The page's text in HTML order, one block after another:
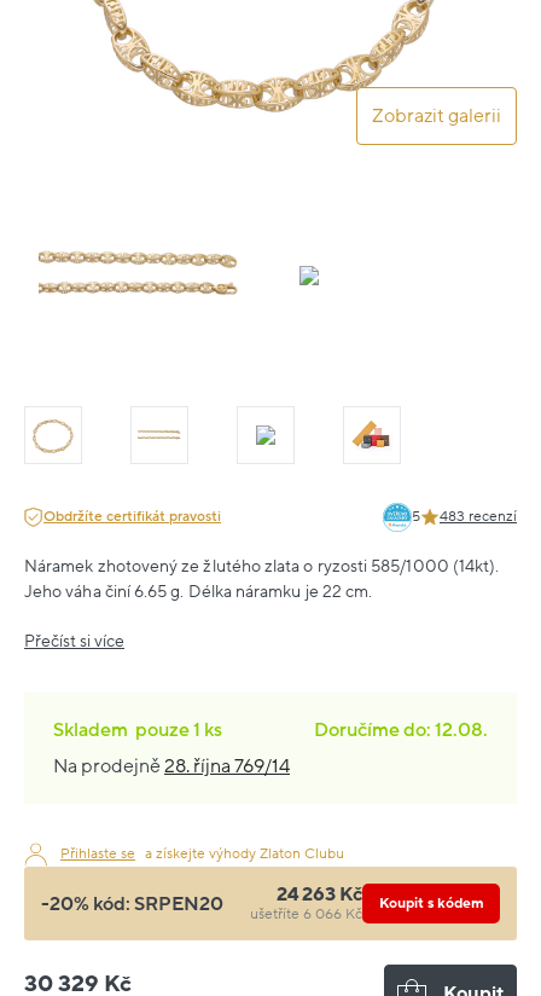
Zobrazit galerii
Obdržíte certifikát pravosti 5 483 recenzí
Náramek zhotovený ze žlutého zlata o ryzosti 585/1000 (14kt).
Jeho váha činí 6.65 g. Délka náramku je 22 cm.
Přečíst si více
Skladem pouze1 ks
Doručíme do: 12.08.
Na prodejně28. října 769/14
Přihlaste se a získejte výhody Zlaton Clubu
-20% kód: SRPEN20 24 263 Kč
ušetříte 6 066 Kč
Koupit s kódem
30 329 Kč